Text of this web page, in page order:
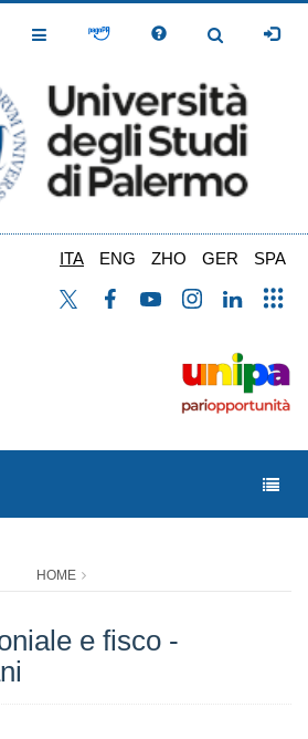
Toggle
Toggle
ITA ENG ZHO GER SPA
HOME
e fisco -